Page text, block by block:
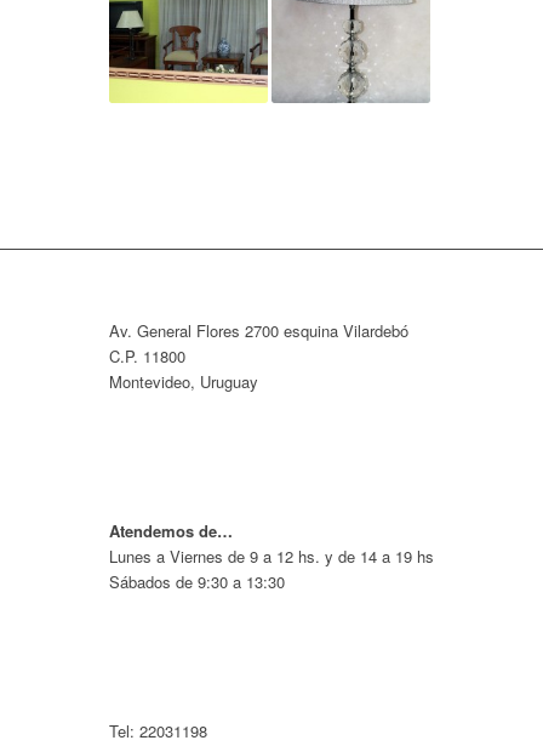
Av. General Flores 2700 esquina Vilardebó
C.P. 11800
Montevideo, Uruguay
Atendemos de…
Lunes a Viernes de 9 a 12 hs. y de 14 a 19 hs
Sábados de 9:30 a 13:30
Tel: 22031198